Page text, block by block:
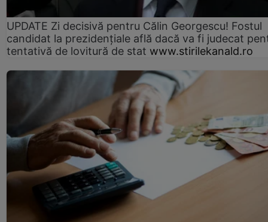
UPDATE Zi decisivă pentru Călin Georgescu! Fostul
candidat la prezidențiale află dacă va fi judecat
tentativă de lovitură de stat www.stirilekanald.ro